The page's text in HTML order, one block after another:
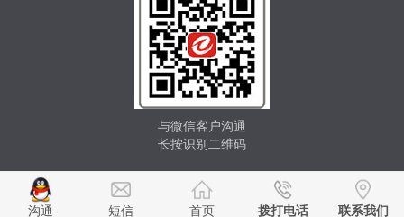
与微信客户沟通
长按识别二维码
沟通 短信 首页 拨打电话 联系我们